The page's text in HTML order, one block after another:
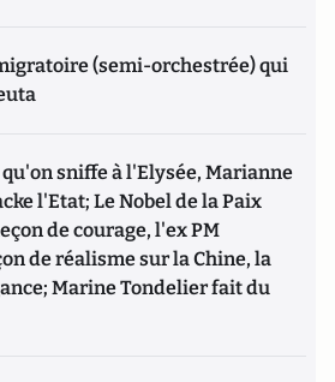
(semi-orchestrée) qui
sniffe à l'Elysée, Marianne
l'Etat; Le Nobel de la Paix
de courage, l'ex PM
de réalisme sur la Chine, la
Marine Tondelier fait du